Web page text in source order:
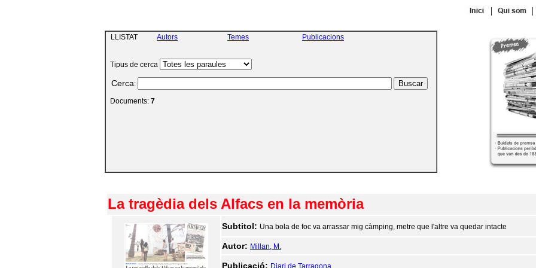
| |
LLISTAT Autors Temes Publicacions
Tipus de cerca
Cerca:
Documents: 7
La tragèdia dels Alfacs en la memòria
Subtitol: Una bola de foc va arrassar mig càmping, metre que l'altre va quedar intacte
Autor: Millan, M.
Publicació: Diari de Tarragona